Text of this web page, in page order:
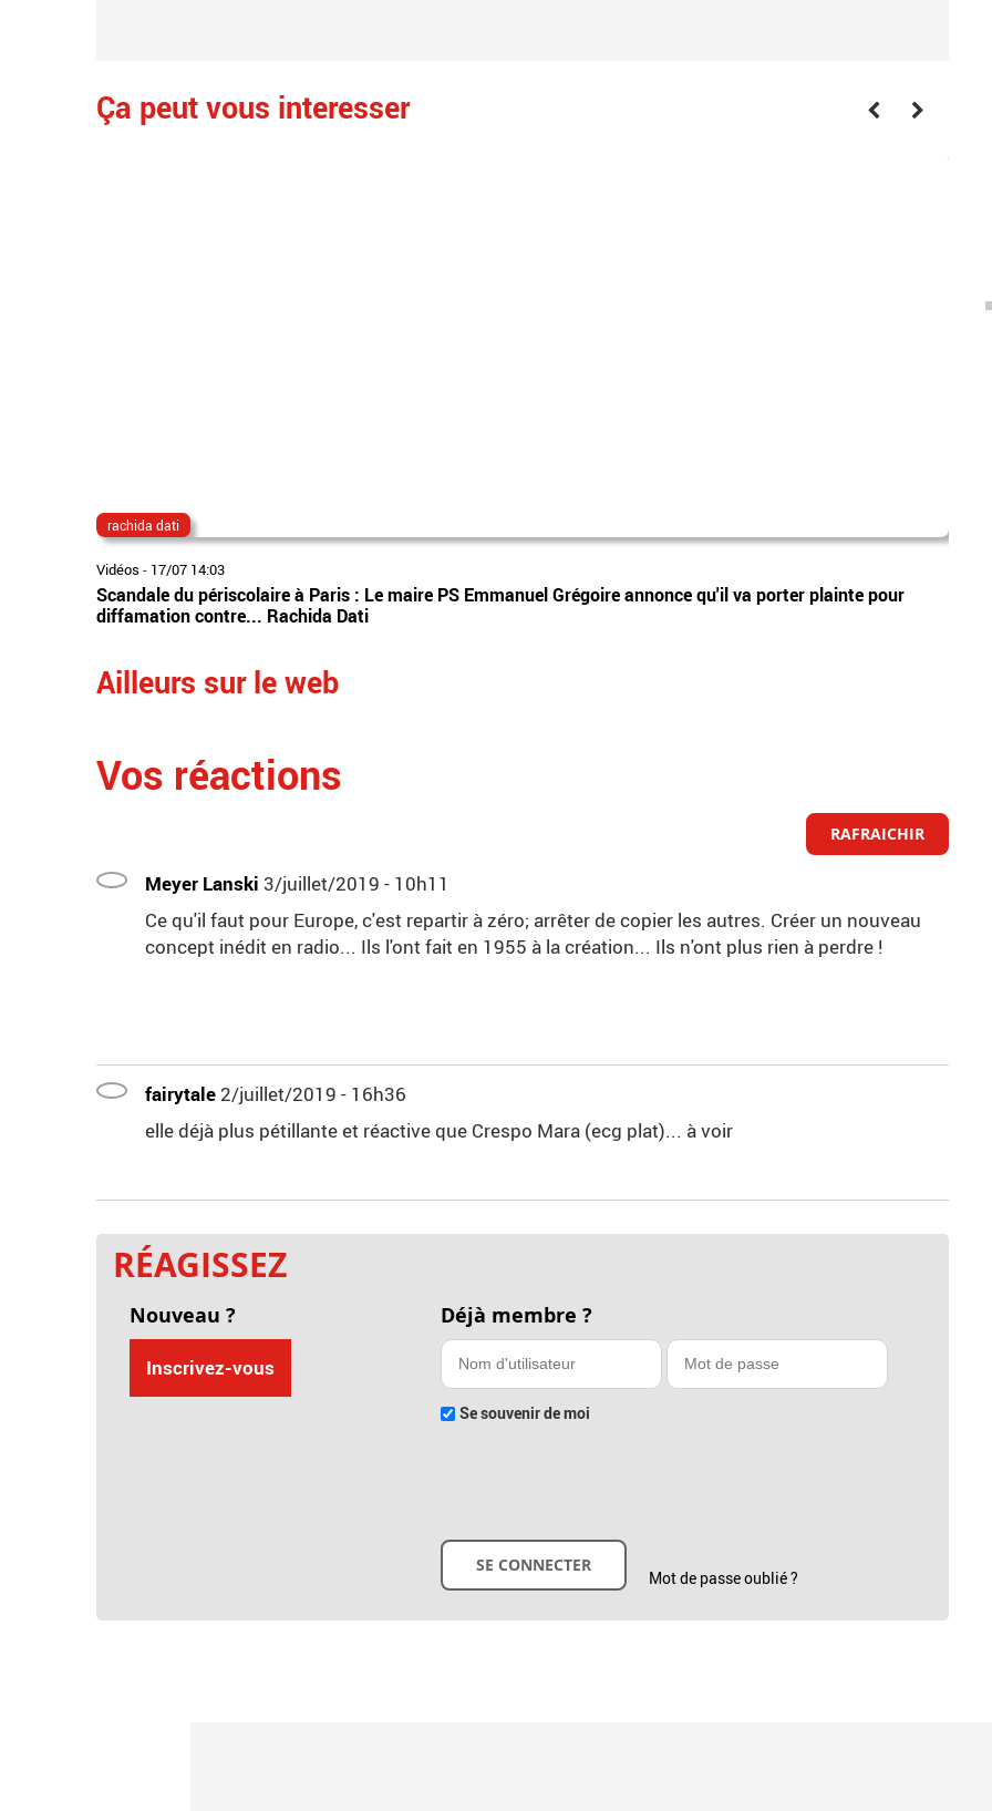
Ça peut vous interesser
rachida dati
Vidéos - 17/07 14:03
Scandale du périscolaire à Paris : Le maire PS Emmanuel Grégoire annonce qu'il va porter plainte pour
diffamation contre... Rachida Dati
Ailleurs sur le web
Vos réactions
RAFRAICHIR
Meyer Lanski 3/juillet/2019 - 10h11
Ce qu'il faut pour Europe, c'est repartir à zéro; arrêter de copier les autres. Créer un nouveau
concept inédit en radio... Ils l'ont fait en 1955 à la création... Ils n'ont plus rien à perdre !
fairytale 2/juillet/2019 - 16h36
elle déjà plus pétillante et réactive que Crespo Mara (ecg plat)... à voir
RÉAGISSEZ
Nouveau ?
Inscrivez-vous
Déjà membre ?
Se souvenir de moi
Mot de passe oublié ?